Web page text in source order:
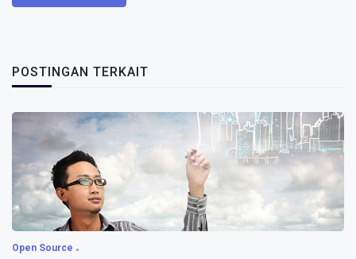
POSTINGAN TERKAIT
Open Source